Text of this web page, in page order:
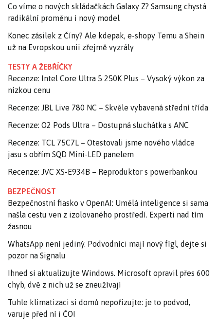
Co víme o nových skládačkách Galaxy Z? Samsung chystá
radikální proměnu i nový model
Konec zásilek z Číny? Ale kdepak, e-shopy Temu a Shein
už na Evropskou unii zřejmě vyzrály
TESTY A ŽEBŘÍČKY
Recenze: Intel Core Ultra 5 250K Plus – Vysoký výkon za
nízkou cenu
Recenze: JBL Live 780 NC – Skvěle vybavená střední třída
Recenze: O2 Pods Ultra – Dostupná sluchátka s ANC
Recenze: TCL 75C7L – Otestovali jsme nového vládce
jasu s obřím SQD Mini-LED panelem
Recenze: JVC XS-E934B – Reproduktor s powerbankou
BEZPEČNOST
Bezpečnostní fiasko v OpenAI: Umělá inteligence si sama
našla cestu ven z izolovaného prostředí. Experti nad tím
žasnou
WhatsApp není jediný. Podvodníci mají nový fígl, dejte si
pozor na Signalu
Ihned si aktualizujte Windows. Microsoft opravil přes 600
chyb, dvě z nich už se zneužívají
Tuhle klimatizaci si domů nepořizujte: je to podvod,
varuje před ní i ČOI